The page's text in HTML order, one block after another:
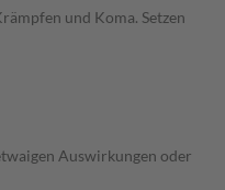
und Koma. Setzen
Auswirkungen oder